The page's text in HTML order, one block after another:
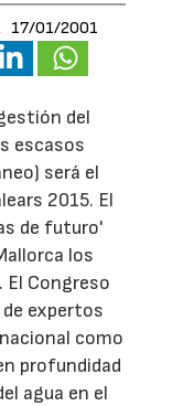
17/01/2001
del
escasos
será el
2015. El
de futuro'
los
El Congreso
expertos
como
profundidad
agua en el